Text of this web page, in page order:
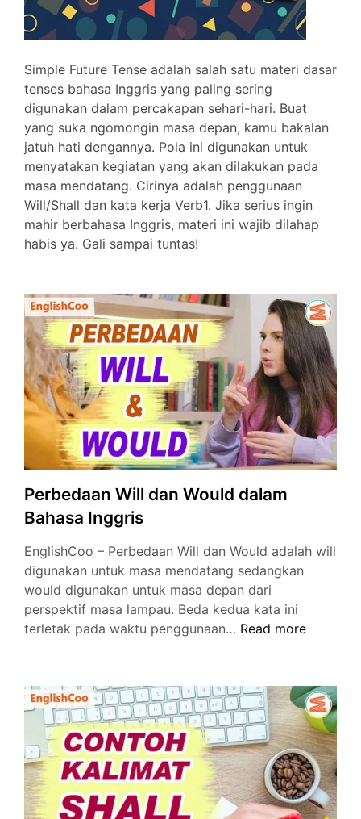
Simple Future Tense adalah salah satu materi dasar
tenses bahasa Inggris yang paling sering
digunakan dalam percakapan sehari-hari. Buat
yang suka ngomongin masa depan, kamu bakalan
jatuh hati dengannya. Pola ini digunakan untuk
menyatakan kegiatan yang akan dilakukan pada
masa mendatang. Cirinya adalah penggunaan
Will/Shall dan kata kerja Verb1. Jika serius ingin
mahir berbahasa Inggris, materi ini wajib dilahap
habis ya. Gali sampai tuntas!
Perbedaan Will dan Would dalam
Bahasa Inggris
EnglishCoo – Perbedaan Will dan Would adalah will
digunakan untuk masa mendatang sedangkan
would digunakan untuk masa depan dari
perspektif masa lampau. Beda kedua kata ini
terletak pada waktu penggunaan… Perbedaan
Would
dalam
Bahasa
Inggris
Read more